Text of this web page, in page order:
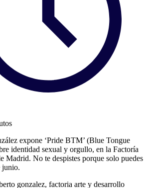
expone ‘Pride BTM’ (Blue Tongue
identidad sexual y orgullo, en la Factoría
Madrid. No te despistes porque solo puedes
junio.